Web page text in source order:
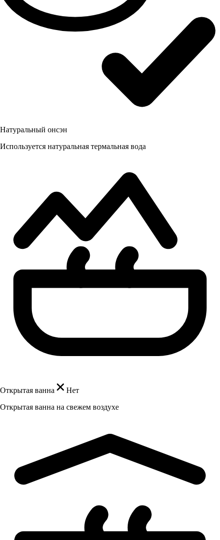
Натуральный онсэн
Используется натуральная термальная вода
Открытая ванна
Нет
Открытая ванна на свежем воздухе